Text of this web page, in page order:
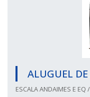
ALUGUEL
ESCALA ANDAIMES E EQ